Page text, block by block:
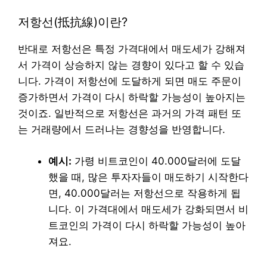
저항선(抵抗線)이란?
반대로 저항선은 특정 가격대에서 매도세가 강해져
서 가격이 상승하지 않는 경향이 있다고 할 수 있습
니다. 가격이 저항선에 도달하게 되면 매도 주문이
증가하면서 가격이 다시 하락할 가능성이 높아지는
것이죠. 일반적으로 저항선은 과거의 가격 패턴 또
는 거래량에서 드러나는 경향성을 반영합니다.
예시: 가령 비트코인이 40.000달러에 도달
했을 때, 많은 투자자들이 매도하기 시작한다
면, 40.000달러는 저항선으로 작용하게 됩
니다. 이 가격대에서 매도세가 강화되면서 비
트코인의 가격이 다시 하락할 가능성이 높아
져요.